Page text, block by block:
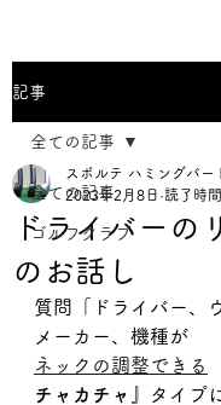
記事
全ての記事
ゴルフクラブ
全ての記事
ドライバーの
のお話し
スポルテ ハミングバー
2023年2月8日 読了時
質問「ドライバー、
メーカー、機種が
ネックの調整できる
チャカチャ
』タイプ